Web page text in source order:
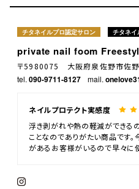
チタネイルプロ認定サロン チタネイ
private nail foom
〒5980075 大阪府泉佐野市佐
tel. 090-9711-8127 mail.
ネイルプロテクト実感度
浮き剥がれや熱の軽減ができる
ことなのでありがたい商品です
があるお客様がいるので早々に